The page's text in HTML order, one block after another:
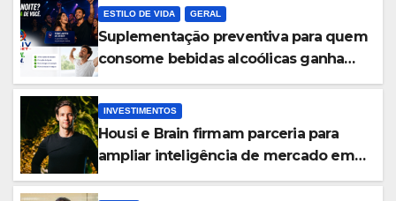
ESTILO DE VIDA GERAL
Suplementação preventiva para quem
consome bebidas alcoólicas ganha
espaço no mercado brasileiro
INVESTIMENTOS
Housi e Brain firmam parceria para
ampliar inteligência de mercado em
lançamentos imobiliários